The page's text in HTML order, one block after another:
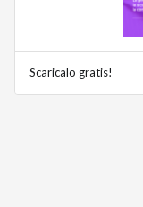
Scaricalo gratis!